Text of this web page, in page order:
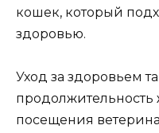
кошек, который
здоровью.
Уход за здоровьем
продолжительность
посещения